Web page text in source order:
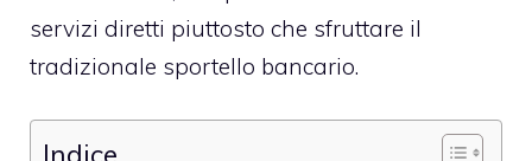
servizi diretti piuttosto che sfruttare il
tradizionale sportello bancario.
Indice